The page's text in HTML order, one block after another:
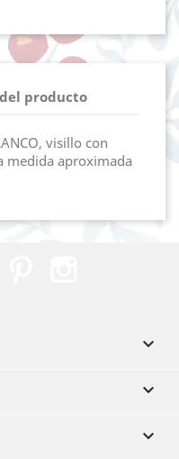
producto
visillo con
medida aproximada


